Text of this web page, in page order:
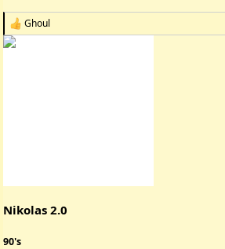
Р
е
Ghoul
Nikolas 2.0
90's